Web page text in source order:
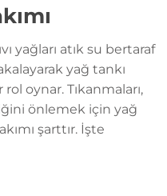
yağları atık su bertaraf
yağ tankı
oynar. Tıkanmaları,
önlemek için yağ
şarttır. İşte